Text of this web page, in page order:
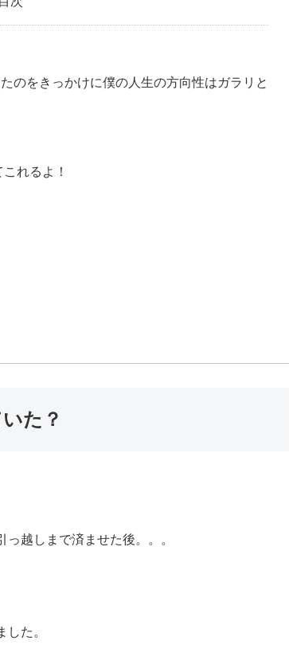
のをきっかけに僕の人生の方向性はガラリと
れるよ！
た？
越しまで済ませた後。。。
た。